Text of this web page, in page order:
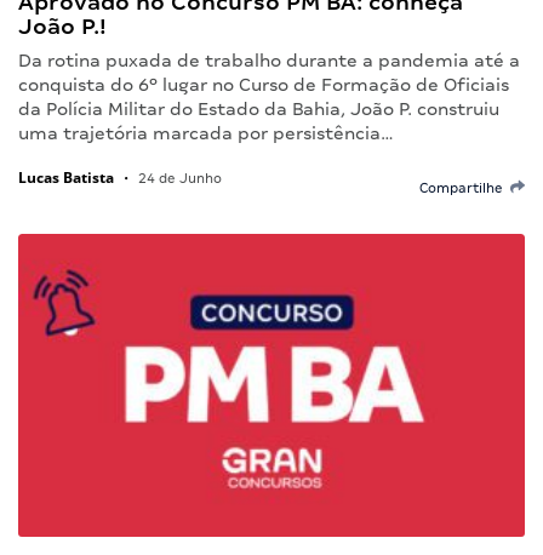
João P.!
Da rotina puxada de trabalho durante a pandemia até a
conquista do 6º lugar no Curso de Formação de Oficiais
da Polícia Militar do Estado da Bahia, João P. construiu
uma trajetória marcada por persistência…
Lucas Batista • 24 de Junho
Compartilhe